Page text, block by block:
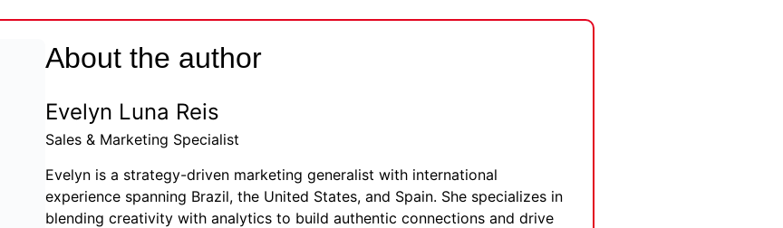
About the author
Evelyn Luna Reis
Sales & Marketing Specialist
Evelyn is a strategy-driven marketing generalist with international
experience spanning Brazil, the United States, and Spain. She specializes in
blending creativity with analytics to build authentic connections and drive